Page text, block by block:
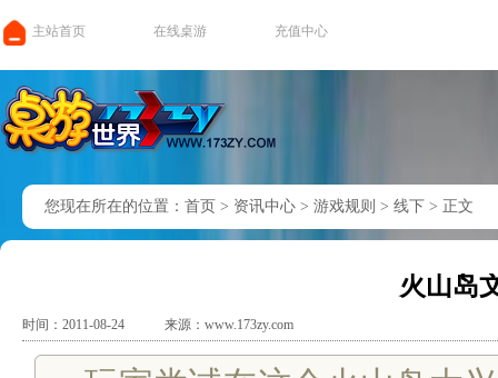
主站首页 在线桌游 充值中心
您现在所在的位置： 首页 > 资讯中心 > 游戏规则 > 线下 > 正文
火山岛
时间：2011-08-24 来源：www.173zy.com